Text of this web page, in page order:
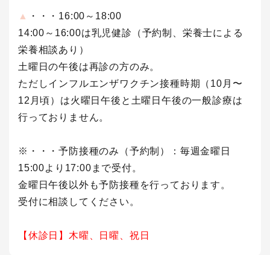
▲
・・・16:00～18:00
14:00～16:00は乳児健診（予約制、栄養士による
栄養相談あり）
土曜日の午後は再診の方のみ。
ただしインフルエンザワクチン接種時期（10月〜
12月頃）は火曜日午後と土曜日午後の一般診療は
行っておりません。
※・・・予防接種のみ（予約制）：毎週金曜日
15:00より17:00まで受付。
金曜日午後以外も予防接種を行っております。
受付に相談してください。
【休診日】木曜、日曜、祝日